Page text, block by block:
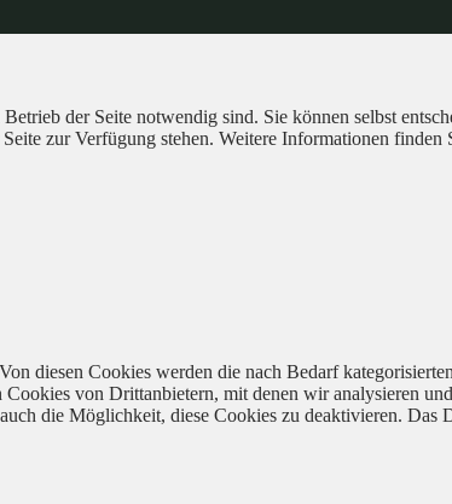
der Seite notwendig sind. Sie können selbst
zur Verfügung stehen. Weitere Informationen finden
diesen Cookies werden die nach Bedarf
von Drittanbietern, mit denen wir analysieren
die Möglichkeit, diese Cookies zu deaktivieren. Das